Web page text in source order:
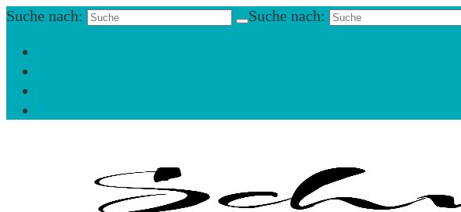
Suche nach: Suche nach: